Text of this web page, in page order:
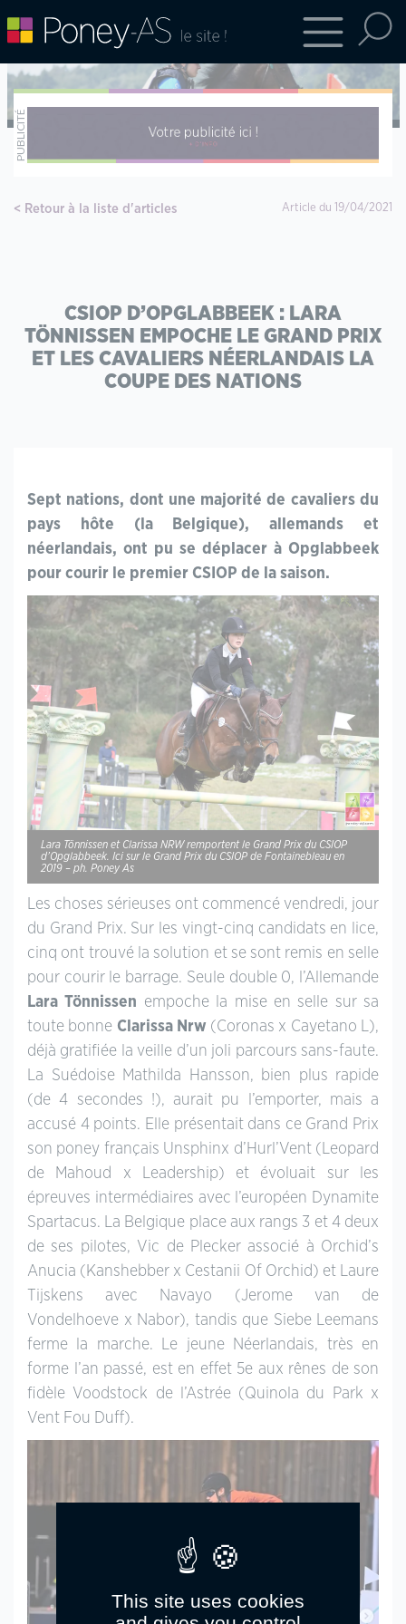
Retour à la liste d'articles Article du 19/04/2021
CSIOP D’OPGLABBEEK : LARA
TÖNNISSEN EMPOCHE LE GRAND PRIX
ET LES CAVALIERS NÉERLANDAIS LA
COUPE DES NATIONS
Sept nations, dont une majorité de cavaliers du
pays hôte (la Belgique), allemands et
néerlandais, ont pu se déplacer à Opglabbeek
pour courir le premier CSIOP de la saison.
Lara Tönnissen et Clarissa NRW remportent le Grand Prix du CSIOP
d’Opglabbeek. Ici sur le Grand Prix du CSIOP de Fontainebleau en
2019 – ph. Poney As
Les choses sérieuses ont commencé vendredi, jour
du Grand Prix. Sur les vingt-cinq candidats en lice,
cinq ont trouvé la solution et se sont remis en selle
pour courir le barrage. Seule double 0, l’Allemande
Lara Tönnissen empoche la mise en selle sur sa
toute bonne Clarissa Nrw (Coronas x Cayetano L),
déjà gratifiée la veille d’un joli parcours sans-faute.
La Suédoise Mathilda Hansson, bien plus rapide
(de 4 secondes !), aurait pu l’emporter, mais a
accusé 4 points. Elle présentait dans ce Grand Prix
son poney français Unsphinx d’Hurl’Vent (Leopard
de Mahoud x Leadership) et évoluait sur les
épreuves intermédiaires avec l’européen Dynamite
Spartacus. La Belgique place aux rangs 3 et 4 deux
de ses pilotes, Vic de Plecker associé à Orchid’s
Anucia (Kanshebber x Cestanii Of Orchid) et Laure
Tijskens avec Navayo (Jerome van de
Vondelhoeve x Nabor), tandis que Siebe Leemans
ferme la marche. Le jeune Néerlandais, très en
forme l’an passé, est en effet 5e aux rênes de son
fidèle Voodstock de l’Astrée (Quinola du Park x
Vent Fou Duff).
This site uses cookies